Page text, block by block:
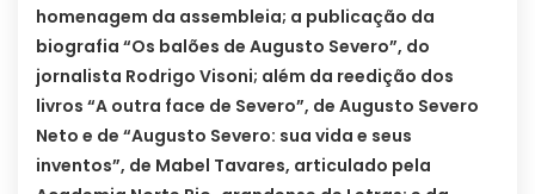
homenagem da assembleia; a publicação da
biografia “Os balões de Augusto Severo”, do
jornalista Rodrigo Visoni; além da reedição dos
livros “A outra face de Severo”, de Augusto Severo
Neto e de “Augusto Severo: sua vida e seus
inventos”, de Mabel Tavares, articulado pela